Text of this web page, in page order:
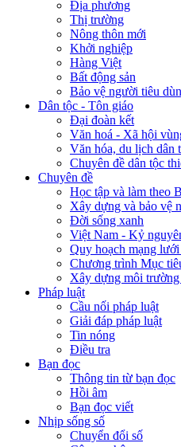
Địa phương
Thị trường
Nông thôn mới
Khởi nghiệp
Hàng Việt
Bất động sản
Bảo vệ người tiêu
Dân tộc - Tôn giáo
Đại đoàn kết
Văn hoá - Xã hội
Văn hóa, du lịch dân
Chuyên đề dân tộc
Chuyên đề
Học tập và làm theo
Xây dựng và bảo vệ
Đời sống xanh
Việt Nam - Kỷ
Quy hoạch mạng
Chương trình Mục
Xây dựng môi
Pháp luật
Cầu nối pháp luật
Giải đáp pháp luật
Tin nóng
Điều tra
Bạn đọc
Thông tin từ bạn đọc
Hồi âm
Bạn đọc viết
Nhịp sống số
Chuyển đổi số